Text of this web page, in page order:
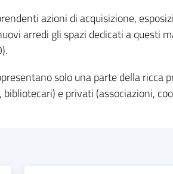
azioni di acquisizione,
arredi gli spazi dedicati a questi
solo una parte della ricca
e privati (associazioni,